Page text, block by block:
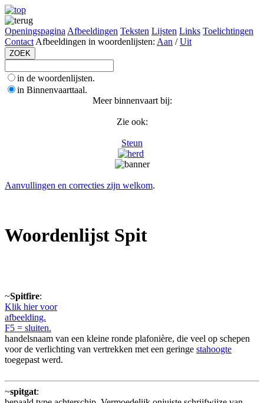
Openingspagina Afbeeldingen Teksten Lijsten Links Toelichtingen
Contact Afbeeldingen in woordenlijsten: Aan /Uit
in de woordenlijsten.
in Binnenvaarttaal.
Meer binnenvaart bij:
Zie ook:
Steun
Aanvullingen en correcties zijn welkom.
Woordenlijst Spit
~Spitfire:
Klik hier voor
afbeelding.
F5 = sluiten.
handelsnaam van een kleine ronde plafonière, die veel op schepen
voor de verlichting van vertrekken met een geringe stahoogte
toegepast werd.
~spitgat: